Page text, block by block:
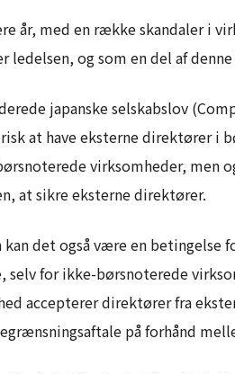
år, med en række skandaler i
ledelsen, og som en del af
japanske selskabslov
at have eksterne direktører i
virksomheder, men
at sikre eksterne direktører.
kan det også være en
selv for ikke-børsnoterede
accepterer direktører fra
på forhånd